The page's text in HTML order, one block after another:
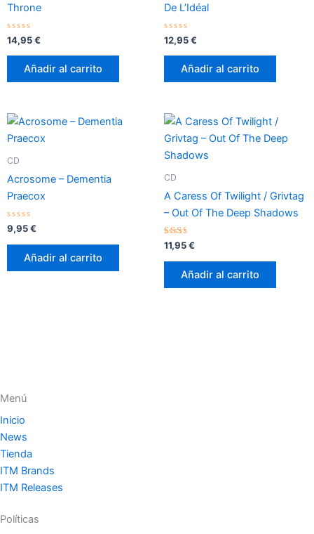
Throne
Valorado
con
0
14,95€
Añadir al carrito
De L’Idéal
Valorado
con
0
12,95€
Añadir al carrito
CD
Acrosome – Dementia
Praecox
Valorado
con
0
9,95€
Añadir al carrito
CD
A Caress Of Twilight / Grivtag
– Out Of The Deep Shadows
Valorado
con
2.17
de 5
11,95€
Añadir al carrito
Menú
Inicio
News
Tienda
ITM Brands
ITM Releases
Políticas